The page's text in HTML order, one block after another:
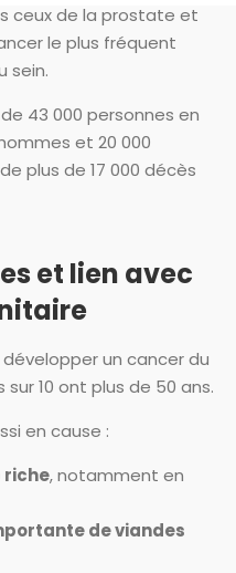
ceux de la prostate et
le plus fréquent
sein.
43 000 personnes en
et 20 000
plus de 17 000 décès
et lien avec
un cancer du
10 ont plus de 50 ans.
en cause :
, notamment en
de viandes